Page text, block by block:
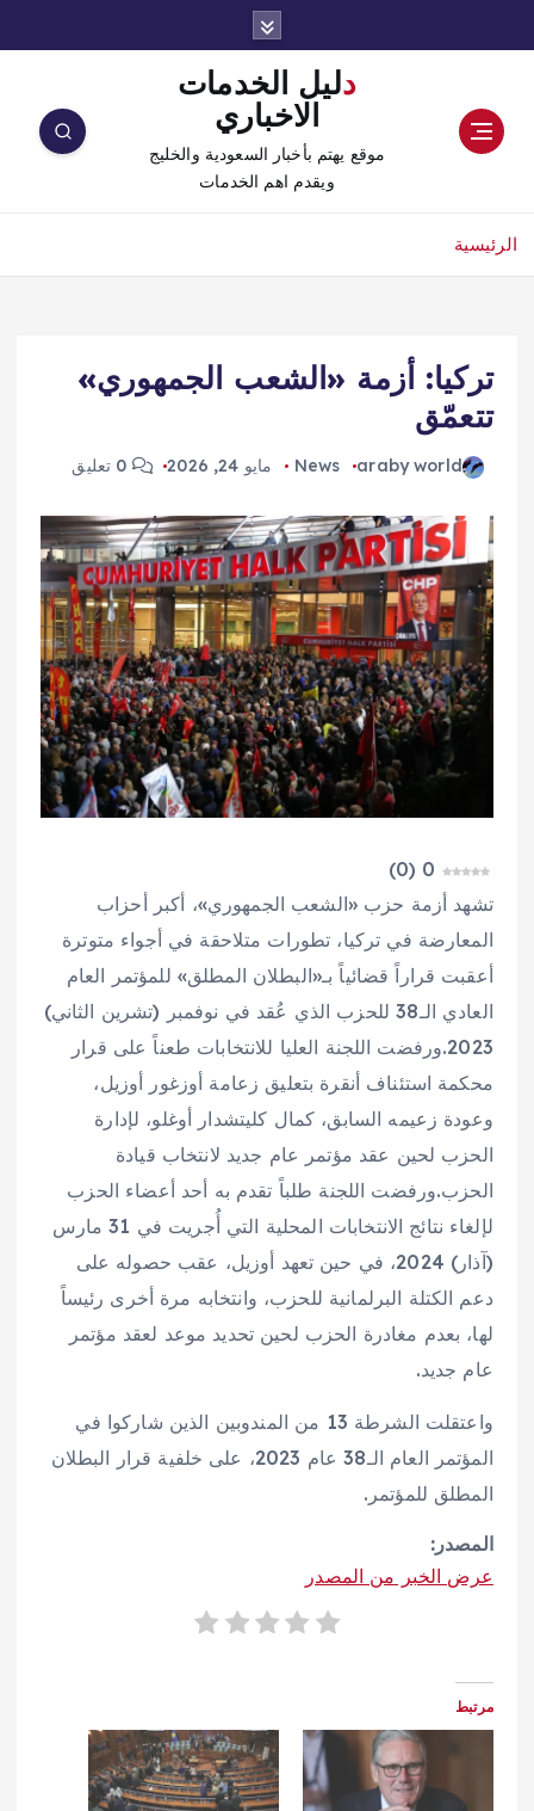
دليل الخدمات
الاخباري
موقع يهتم بأخبار السعودية والخليج
ويقدم اهم الخدمات
الرئيسية
تركيا: أزمة «الشعب الجمهوري»
تتعمّق
araby world
News مايو 24, 2026
0
(
0
)
تشهد أزمة حزب «الشعب الجمهوري»، أكبر أحزاب
المعارضة في تركيا، تطورات متلاحقة في أجواء متوترة
أعقبت قراراً قضائياً بـ«البطلان المطلق» للمؤتمر العام
العادي الـ38 للحزب الذي عُقد في نوفمبر (تشرين الثاني)
2023.ورفضت اللجنة العليا للانتخابات طعناً على قرار
محكمة استئناف أنقرة بتعليق زعامة أوزغور أوزيل،
وعودة زعيمه السابق، كمال كليتشدار أوغلو، لإدارة
الحزب لحين عقد مؤتمر عام جديد لانتخاب قيادة
الحزب.ورفضت اللجنة طلباً تقدم به أحد أعضاء الحزب
لإلغاء نتائج الانتخابات المحلية التي أُجريت في 31 مارس
(آذار) 2024، في حين تعهد أوزيل، عقب حصوله على
دعم الكتلة البرلمانية للحزب، وانتخابه مرة أخرى رئيساً
لها، بعدم مغادرة الحزب لحين تحديد موعد لعقد مؤتمر
عام جديد.
واعتقلت الشرطة 13 من المندوبين الذين شاركوا في
المؤتمر العام الـ38 عام 2023، على خلفية قرار البطلان
المطلق للمؤتمر.
المصدر:
عرض الخبر من المصدر
مرتبط